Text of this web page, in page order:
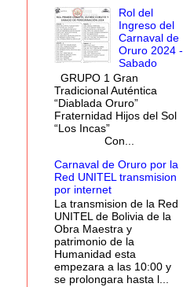
Rol del
Ingreso del
Carnaval de
Oruro 2024 -
Sabado
GRUPO 1 Gran
Tradicional Auténtica
“Diablada Oruro”
Fraternidad Hijos del Sol
“Los Incas”
Con...
Carnaval de Oruro por la
Red UNITEL transmision
por internet
La transmision de la Red
UNITEL de Bolivia de la
Obra Maestra y
patrimonio de la
Humanidad esta
empezara a las 10:00 y
se prolongara hasta l...